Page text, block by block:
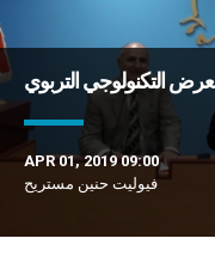
التكنولوجي التربوي
APR 01, 2019 09:00
فيوليت حنين مستريح